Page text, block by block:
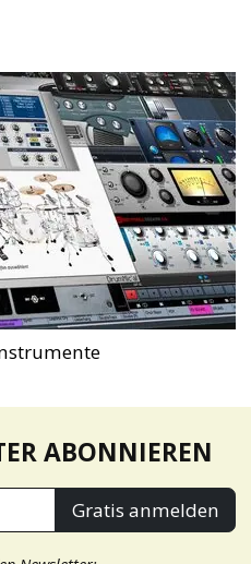
ABONNIEREN
Gratis anmelden